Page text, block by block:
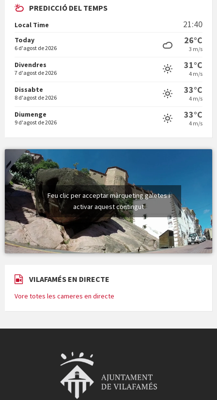
En Bum
Vermuts a la Font. Hit parit
PREDICCIÓ DEL TEMPS
Local Time 21:40
Today
6 d'agost de 2026
26°C
3 m/s
Divendres
7 d'agost de 2026
31°C
4 m/s
Dissabte
8 d'agost de 2026
33°C
4 m/s
Diumenge
9 d'agost de 2026
33°C
4 m/s
Feu clic per acceptar màrqueting galetes i
activar aquest contingut
VILAFAMÉS EN DIRECTE
Vore totes les cameres en directe